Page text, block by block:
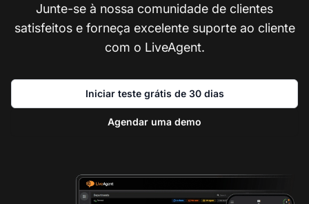
Junte-se à nossa comunidade de clientes
satisfeitos e forneça excelente suporte ao cliente
com o LiveAgent.
Iniciar teste grátis de 30 dias
Agendar uma demo